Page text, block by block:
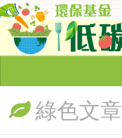
主頁
頻道簡介綠色文章